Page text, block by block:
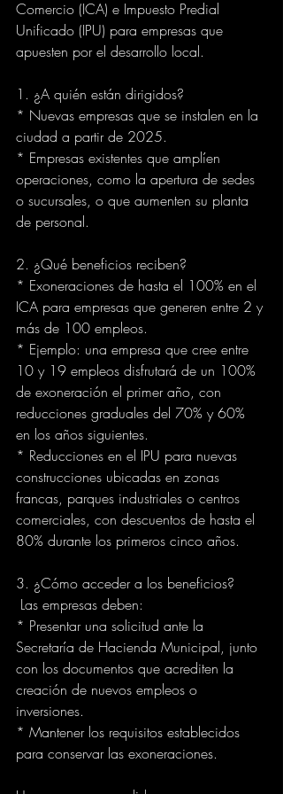
Comercio (ICA) e Impuesto Predial
Unificado (IPU) para empresas que
apuesten por el desarrollo local.
1. ¿A quién están dirigidos?
* Nuevas empresas que se instalen en la
ciudad a partir de 2025.
* Empresas existentes que amplíen
operaciones, como la apertura de sedes
o sucursales, o que aumenten su planta
de personal.
2. ¿Qué beneficios reciben?
* Exoneraciones de hasta el 100% en el
ICA para empresas que generen entre 2 y
más de 100 empleos.
* Ejemplo: una empresa que cree entre
10 y 19 empleos disfrutará de un 100%
de exoneración el primer año, con
reducciones graduales del 70% y 60%
en los años siguientes.
* Reducciones en el IPU para nuevas
construcciones ubicadas en zonas
francas, parques industriales o centros
comerciales, con descuentos de hasta el
80% durante los primeros cinco años.
3. ¿Cómo acceder a los beneficios?
Las empresas deben:
* Presentar una solicitud ante la
Secretaría de Hacienda Municipal, junto
con los documentos que acrediten la
creación de nuevos empleos o
inversiones.
* Mantener los requisitos establecidos
para conservar las exoneraciones.